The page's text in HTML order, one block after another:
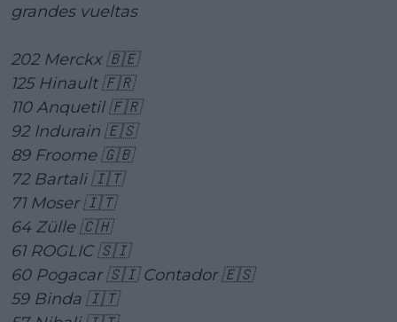
grandes vueltas
202 Merckx 🇧🇪
125 Hinault 🇫🇷
110 Anquetil 🇫🇷
92 Indurain 🇪🇸
89 Froome 🇬🇧
72 Bartali 🇮🇹
71 Moser 🇮🇹
64 Zülle 🇨🇭
61 ROGLIC 🇸🇮
60 Pogacar 🇸🇮 Contador 🇪🇸
59 Binda 🇮🇹